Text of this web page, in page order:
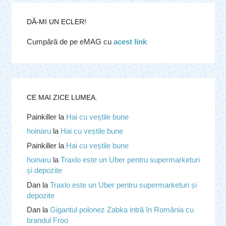
DĂ-MI UN ECLER!
Cumpără de pe eMAG cu acest link
CE MAI ZICE LUMEA.
Painkillerla Hai cu veștile bune
hoinarula Hai cu veștile bune
Painkillerla Hai cu veștile bune
hoinarula Traxlo este un Uber pentru supermarketuri
și depozite
Danla Traxlo este un Uber pentru supermarketuri și
depozite
Danla Gigantul polonez Zabka intră în România cu
brandul Froo